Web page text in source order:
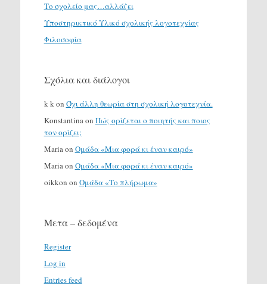
Το σχολείο μας…αλλάζει
Υποστηρικτικό Υλικό σχολικής λογοτεχνίας
Φιλοσοφία
Σχόλια και διάλογοι
k kon Όχι άλλη θεωρία στη σχολική λογοτεχνία.
Konstantinaon Πώς ορίζεται ο ποιητής και ποιος
τον ορίζει;
Mariaon Ομάδα «Μια φορά κι έναν καιρό»
Mariaon Ομάδα «Μια φορά κι έναν καιρό»
oikkon on Ομάδα «Το πλήρωμα»
Μετα – δεδομένα
Register
Log in
Entries feed